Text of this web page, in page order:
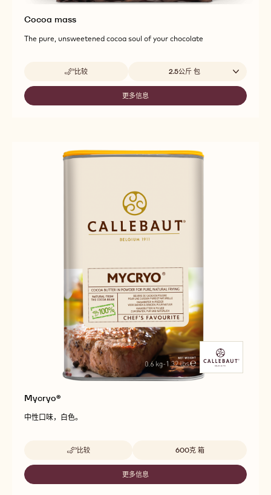
Cocoa mass
The pure, unsweetened cocoa soul of your chocolate
比较
-
COCOA
Beschikbare maten
2.5公斤 包
更多信息
-
Mycryo®
中性口味，白色。
比较
-
MYCRYO®
Beschikbare maten
600克 箱
更多信息
-